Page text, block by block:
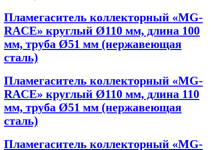
Пламегаситель коллекторный «MG-
RACE» круглый Ø110 мм, длина 100
мм, труба Ø51 мм (нержавеющая
сталь)
Пламегаситель коллекторный «MG-
RACE» круглый Ø110 мм, длина 110
мм, труба Ø51 мм (нержавеющая
сталь)
Пламегаситель коллекторный «MG-